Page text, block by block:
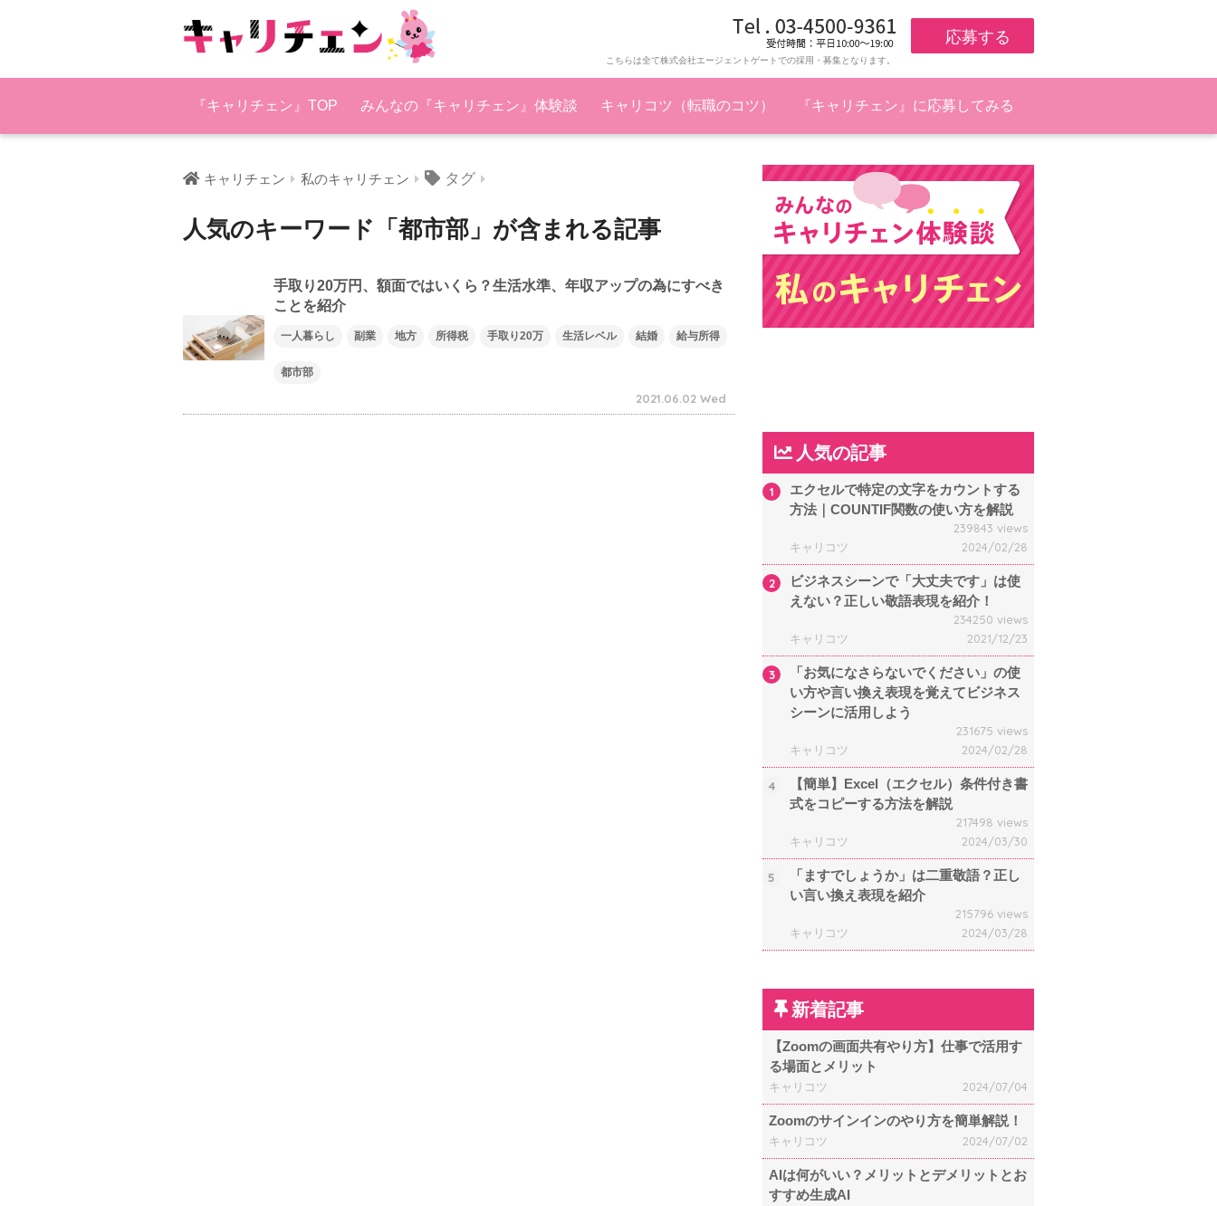
応募する
こちらは全て株式会社エージェントゲートでの採用・募集となります。
『キャリチェン』TOP みんなの『キャリチェン』体験談 キャリコツ（転職のコツ） 『キャリチェン』に応募してみる
キャリチェン 私のキャリチェン タグ
人気のキーワード「都市部」が含まれる記事
手取り20万円、額面ではいくら？生活水準、年収アップの為にすべき
ことを紹介
一人暮らし 副業 地方 所得税 手取り20万 生活レベル 結婚 給与所得
都市部
2021.06.02 Wed
人気の記事
1
エクセルで特定の文字をカウントする
方法｜COUNTIF関数の使い方を解説
239843 views
キャリコツ
2024/02/28
2
ビジネスシーンで「大丈夫です」は使
えない？正しい敬語表現を紹介！
234250 views
キャリコツ
2021/12/23
3
「お気になさらないでください」の使
い方や言い換え表現を覚えてビジネス
シーンに活用しよう
231675 views
キャリコツ
2024/02/28
4
【簡単】Excel（エクセル）条件付き書
式をコピーする方法を解説
217498 views
キャリコツ
2024/03/30
5
「ますでしょうか」は二重敬語？正し
い言い換え表現を紹介
215796 views
キャリコツ
2024/03/28
新着記事
【Zoomの画面共有やり方】仕事で活用す
る場面とメリット
キャリコツ 2024/07/04
Zoomのサインインのやり方を簡単解説！
キャリコツ 2024/07/02
AIは何がいい？メリットとデメリットとお
すすめ生成AI